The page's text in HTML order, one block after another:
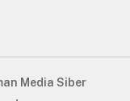
Media Siber